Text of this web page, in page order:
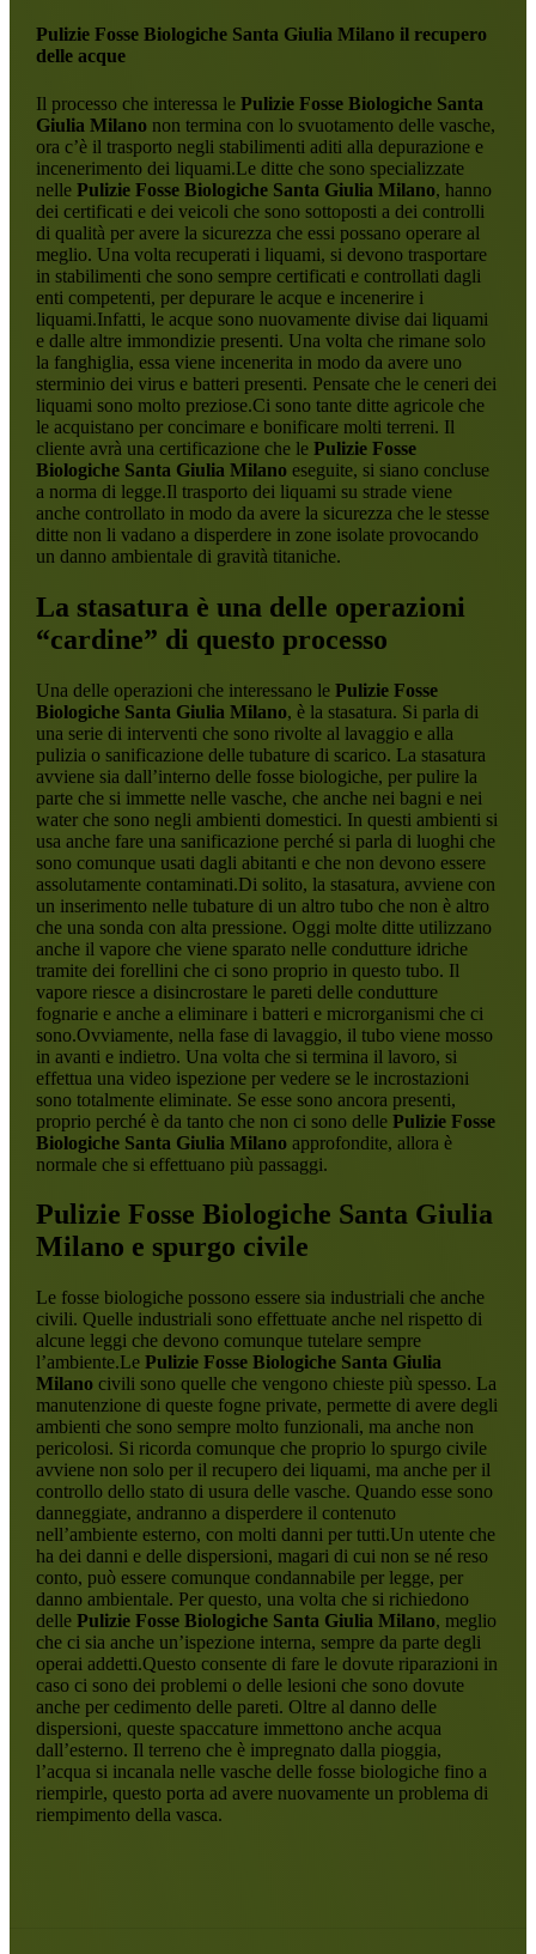
Pulizie Fosse Biologiche Santa Giulia Milanoil recupero
delle acque
Il processo che interessa le Pulizie Fosse Biologiche Santa
Giulia Milanonon termina con lo svuotamento delle vasche,
ora c’è il trasporto negli stabilimenti aditi alla depurazione e
incenerimento dei liquami.Le ditte che sono specializzate
nelle Pulizie Fosse Biologiche Santa Giulia Milano, hanno
dei certificati e dei veicoli che sono sottoposti a dei controlli
di qualità per avere la sicurezza che essi possano operare al
meglio. Una volta recuperati i liquami, si devono trasportare
in stabilimenti che sono sempre certificati e controllati dagli
enti competenti, per depurare le acque e incenerire i
liquami.Infatti, le acque sono nuovamente divise dai liquami
e dalle altre immondizie presenti. Una volta che rimane solo
la fanghiglia, essa viene incenerita in modo da avere uno
sterminio dei virus e batteri presenti. Pensate che le ceneri dei
liquami sono molto preziose.Ci sono tante ditte agricole che
le acquistano per concimare e bonificare molti terreni. Il
cliente avrà una certificazione che le Pulizie Fosse
Biologiche Santa Giulia Milanoeseguite, si siano concluse
a norma di legge.Il trasporto dei liquami su strade viene
anche controllato in modo da avere la sicurezza che le stesse
ditte non li vadano a disperdere in zone isolate provocando
un danno ambientale di gravità titaniche.
La stasatura è una delle operazioni
“cardine” di questo processo
Una delle operazioni che interessano le Pulizie Fosse
Biologiche Santa Giulia Milano, è la stasatura. Si parla di
una serie di interventi che sono rivolte al lavaggio e alla
pulizia o sanificazione delle tubature di scarico. La stasatura
avviene sia dall’interno delle fosse biologiche, per pulire la
parte che si immette nelle vasche, che anche nei bagni e nei
water che sono negli ambienti domestici. In questi ambienti si
usa anche fare una sanificazione perché si parla di luoghi che
sono comunque usati dagli abitanti e che non devono essere
assolutamente contaminati.Di solito, la stasatura, avviene con
un inserimento nelle tubature di un altro tubo che non è altro
che una sonda con alta pressione. Oggi molte ditte utilizzano
anche il vapore che viene sparato nelle condutture idriche
tramite dei forellini che ci sono proprio in questo tubo. Il
vapore riesce a disincrostare le pareti delle condutture
fognarie e anche a eliminare i batteri e microrganismi che ci
sono.Ovviamente, nella fase di lavaggio, il tubo viene mosso
in avanti e indietro. Una volta che si termina il lavoro, si
effettua una video ispezione per vedere se le incrostazioni
sono totalmente eliminate. Se esse sono ancora presenti,
proprio perché è da tanto che non ci sono delle Pulizie Fosse
Biologiche Santa Giulia Milanoapprofondite, allora è
normale che si effettuano più passaggi.
Pulizie Fosse Biologiche Santa Giulia
Milano e spurgo civile
Le fosse biologiche possono essere sia industriali che anche
civili. Quelle industriali sono effettuate anche nel rispetto di
alcune leggi che devono comunque tutelare sempre
l’ambiente.Le Pulizie Fosse Biologiche Santa Giulia
Milanocivili sono quelle che vengono chieste più spesso. La
manutenzione di queste fogne private, permette di avere degli
ambienti che sono sempre molto funzionali, ma anche non
pericolosi. Si ricorda comunque che proprio lo spurgo civile
avviene non solo per il recupero dei liquami, ma anche per il
controllo dello stato di usura delle vasche. Quando esse sono
danneggiate, andranno a disperdere il contenuto
nell’ambiente esterno, con molti danni per tutti.Un utente che
ha dei danni e delle dispersioni, magari di cui non se né reso
conto, può essere comunque condannabile per legge, per
danno ambientale. Per questo, una volta che si richiedono
delle Pulizie Fosse Biologiche Santa Giulia Milano, meglio
che ci sia anche un’ispezione interna, sempre da parte degli
operai addetti.Questo consente di fare le dovute riparazioni in
caso ci sono dei problemi o delle lesioni che sono dovute
anche per cedimento delle pareti. Oltre al danno delle
dispersioni, queste spaccature immettono anche acqua
dall’esterno. Il terreno che è impregnato dalla pioggia,
l’acqua si incanala nelle vasche delle fosse biologiche fino a
riempirle, questo porta ad avere nuovamente un problema di
riempimento della vasca.